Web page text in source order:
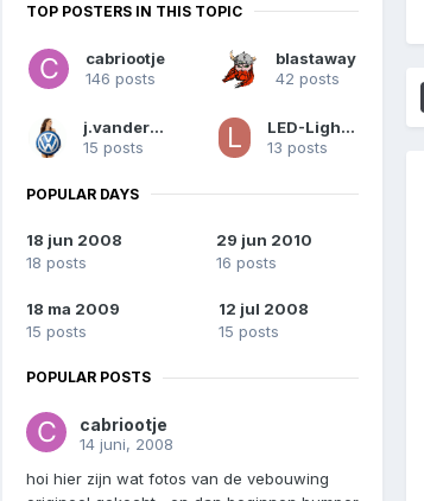
TOP POSTERS IN THIS TOPIC
cabriootje
146 posts
blastaway
42 posts
j.vanderloo
15 posts
LED-Lightning
13 posts
POPULAR DAYS
18 jun 2008
18 posts
29 jun 2010
16 posts
18 ma 2009
15 posts
12 jul 2008
15 posts
POPULAR POSTS
cabriootje
14 juni, 2008
hoi hier zijn wat fotos van de vebouwing